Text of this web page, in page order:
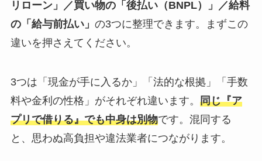
リローン」／買い物の「後払い（BNPL）」／給料
の「給与前払い」 の3つに整理できます。まずこの
違いを押さえてください。
3つは「現金が手に入るか」「法的な根拠」「手数
料や金利の性格」がそれぞれ違います。 同じ『ア
プリで借りる』でも中身は別物です。混同する
と、思わぬ高負担や違法業者につながります。